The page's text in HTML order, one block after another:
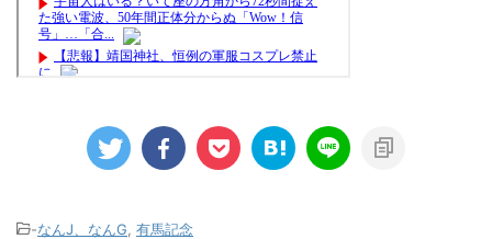
-なんJ、なんG 有馬記念